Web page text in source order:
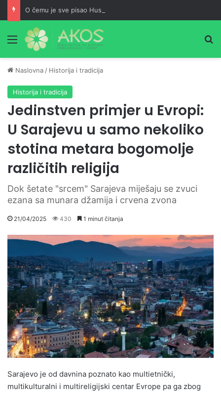
O čemu je sve pisao Husein ef. Đozo
Meni
Naslovna / Historija i tradicija
Historija i tradicija
Jedinstven primjer u Evropi:
U Sarajevu u samo nekoliko
stotina metara bogomolje
različitih religija
Dok šetate "srcem" Sarajeva miješaju se zvuci
ezana sa munara džamija i crvena zvona
21/04/2025 430 1 minut čitanja
Sarajevo je od davnina poznato kao multietnički,
multikulturalni i multireligijski centar Evrope pa ga zbog